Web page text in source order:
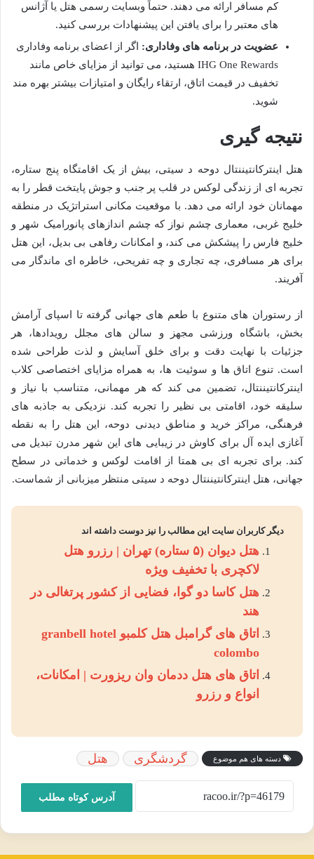
کم مسافر ارائه می دهند. حتماً وبسایت رسمی هتل یا آژانس
های معتبر را برای یافتن این پیشنهادات بررسی کنید.
عضویت در برنامه های وفاداری: اگر از اعضای برنامه وفاداری
IHG One Rewards هستید، می توانید از مزایای خاص مانند
تخفیف در قیمت اتاق، ارتقاء رایگان و امتیازات بیشتر بهره مند
شوید.
نتیجه گیری
هتل اینترکانتیننتال دوحه د سیتی، بیش از یک اقامتگاه پنج ستاره،
تجربه ای از زندگی لوکس در قلب پر جنب و جوش پایتخت قطر را به
مهمانان خود ارائه می دهد. با موقعیت مکانی استراتژیک در منطقه
خلیج غربی، معماری چشم نواز که چشم اندازهای پانورامیک شهر و
خلیج فارس را پیشکش می کند، و امکانات رفاهی بی بدیل، این هتل
برای هر مسافری، چه تجاری و چه تفریحی، خاطره ای ماندگار می
آفریند.
از رستوران های متنوع با طعم های جهانی گرفته تا اسپای آرامش
بخش، باشگاه ورزشی مجهز و سالن های مجلل رویدادها، هر
جزئیات با نهایت دقت و برای خلق آسایش و لذت طراحی شده
است. تنوع اتاق ها و سوئیت ها، به همراه مزایای اختصاصی کلاب
اینترکانتیننتال، تضمین می کند که هر مهمانی، متناسب با نیاز و
سلیقه خود، اقامتی بی نظیر را تجربه کند. نزدیکی به جاذبه های
فرهنگی، مراکز خرید و مناطق دیدنی دوحه، این هتل را به نقطه
آغازی ایده آل برای کاوش در زیبایی های این شهر مدرن تبدیل می
کند. برای تجربه ای بی همتا از اقامت لوکس و خدماتی در سطح
جهانی، هتل اینترکانتیننتال دوحه د سیتی منتظر میزبانی از شماست.
دیگر کاربران سایت این مطالب را نیز دوست داشته اند
هتل دیوان (۵ ستاره) تهران | رزرو هتل
لاکچری با تخفیف ویژه
هتل کاسا دو گوا، فضایی از کشور پرتغالی در
هند
اتاق های گرامبل هتل کلمبو granbell hotel
colombo
اتاق های هتل ددمان وان ریزورت | امکانات،
انواع و رزرو
دسته های هم موضوع گردشگری هتل
آدرس کوتاه مطلب